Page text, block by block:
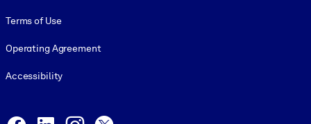
Terms of Use
Operating Agreement
Accessibility